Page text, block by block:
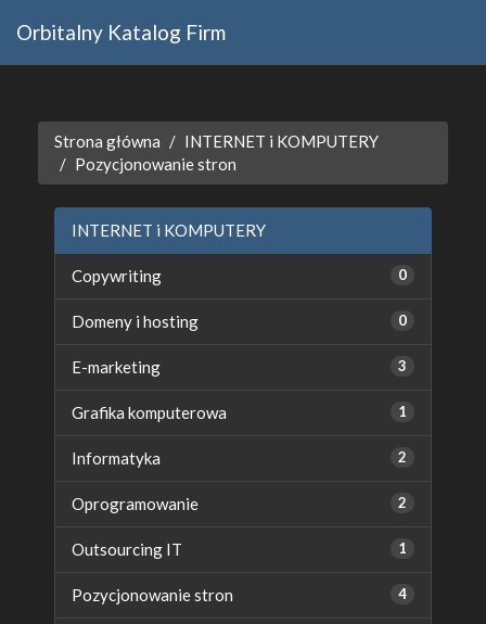
Orbitalny Katalog Firm
Strona główna
INTERNET i KOMPUTERY
Pozycjonowanie stron
INTERNET i KOMPUTERY
0
Copywriting
0
Domeny i hosting
3
E-marketing
1
Grafika komputerowa
2
Informatyka
2
Oprogramowanie
1
Outsourcing IT
4
Pozycjonowanie stron